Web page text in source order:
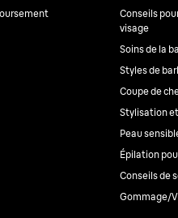
Conseils
visage
Soins de la
Styles de
Coupe de
Stylisation
Peau
Épilation
Conseils de
Gommage/